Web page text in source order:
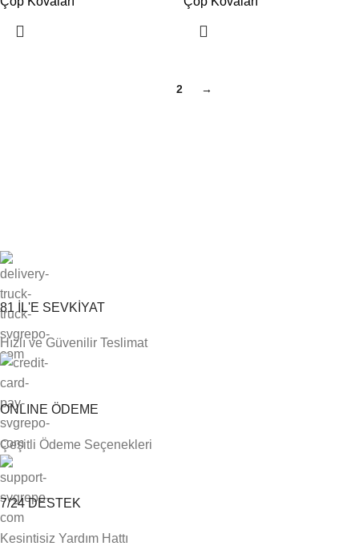
2 →
81 İL'E SEVKİYAT
Hızlı ve Güvenilir Teslimat
ONLINE ÖDEME
Çeşitli Ödeme Seçenekleri
7/24 DESTEK
Kesintisiz Yardım Hattı